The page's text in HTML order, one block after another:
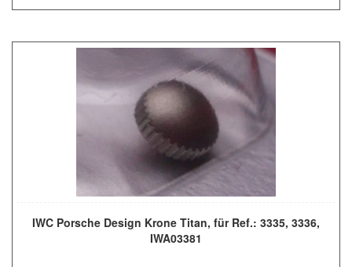
IWC Porsche Design Krone Titan, für Ref.: 3335, 3336,
IWA03381